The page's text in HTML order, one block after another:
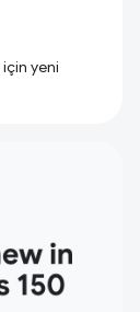
yeni